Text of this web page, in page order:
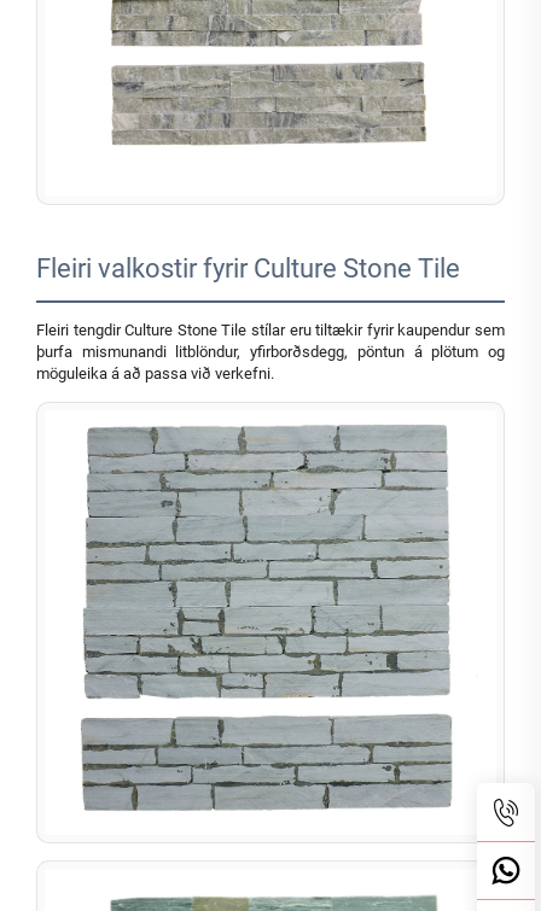
Fleiri valkostir fyrir Culture Stone Tile
Fleiri tengdir Culture Stone Tile stílar eru tiltækir fyrir kaupendur sem
þurfa mismunandi litblöndur, yfirborðsdegg, pöntun á plötum og
möguleika á að passa við verkefni.